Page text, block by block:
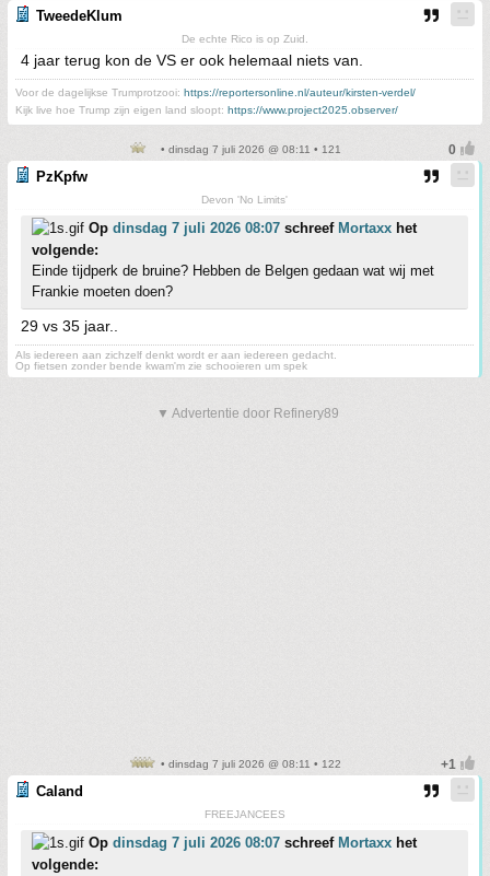
TweedeKlum
De echte Rico is op Zuid.
4 jaar terug kon de VS er ook helemaal niets van.
Voor de dagelijkse Trumprotzooi: https://reportersonline.nl/auteur/kirsten-verdel/
Kijk live hoe Trump zijn eigen land sloopt: https://www.project2025.observer/
• dinsdag 7 juli 2026 @ 08:11 • 121
PzKpfw
Devon 'No Limits'
Op dinsdag 7 juli 2026 08:07 schreef Mortaxx het
volgende:
Einde tijdperk de bruine? Hebben de Belgen gedaan wat wij met
Frankie moeten doen?
29 vs 35 jaar..
Als iedereen aan zichzelf denkt wordt er aan iedereen gedacht.
Op fietsen zonder bende kwam'm zie schooieren um spek
▼ Advertentie door Refinery89
• dinsdag 7 juli 2026 @ 08:11 • 122
Caland
FREEJANCEES
Op dinsdag 7 juli 2026 08:07 schreef Mortaxx het
volgende: